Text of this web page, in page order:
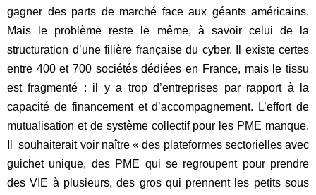
gagner des parts de marché face aux géants américains.
Mais le problème reste le même, à savoir celui de la
structuration d’une filière française du cyber. Il existe certes
entre 400 et 700 sociétés dédiées en France, mais le tissu
est fragmenté : il y a trop d’entreprises par rapport à la
capacité de financement et d’accompagnement. L’effort de
mutualisation et de système collectif pour les PME manque.
Il souhaiterait voir naître « des plateformes sectorielles avec
guichet unique, des PME qui se regroupent pour prendre
des VIE à plusieurs, des gros qui prennent les petits sous